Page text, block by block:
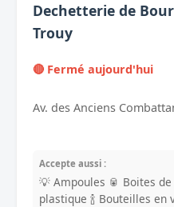
Dechetterie de
Trouy
🔴 Fermé aujourd'hui
Av. des Anciens
Accepte aussi :
💡 Ampoules 🥫 Boites
plastique 🍾 Bouteilles en